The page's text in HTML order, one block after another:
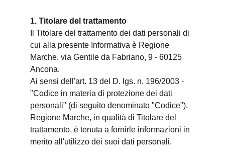
1. Titolare del trattamento
Il Titolare del trattamento dei dati personali di
cui alla presente Informativa è Regione
Marche, via Gentile da Fabriano, 9 - 60125
Ancona.
Ai sensi dell'art. 13 del D. lgs. n. 196/2003 -
"Codice in materia di protezione dei dati
personali" (di seguito denominato "Codice"),
Regione Marche, in qualità di Titolare del
trattamento, è tenuta a fornirle informazioni in
merito all'utilizzo dei suoi dati personali.